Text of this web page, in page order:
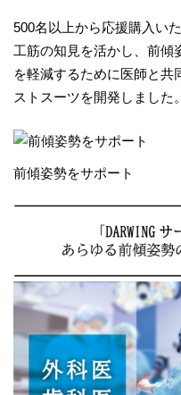
​500名以上から応援購入い
工筋の知見を活かし、前傾
を軽減するために医師と共
ストスーツを開発しました。
前傾姿勢をサポート